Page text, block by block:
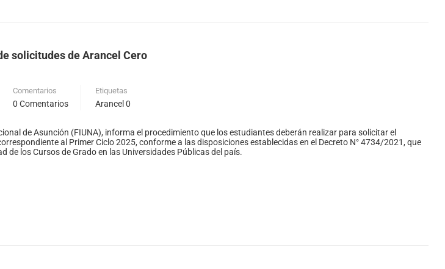
solicitudes de Arancel Cero
Comentarios
0 Comentarios
Etiquetas
Arancel 0
de Asunción (FIUNA), informa el procedimiento que los estudiantes deberán realizar para solicitar el
al Primer Ciclo 2025, conforme a las disposiciones establecidas en el Decreto N° 4734/2021, que
de los Cursos de Grado en las Universidades Públicas del país.
egresados/as y docentes
Ver empleos